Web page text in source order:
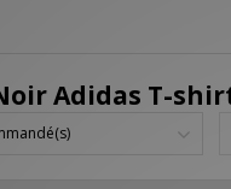
Adidas T-